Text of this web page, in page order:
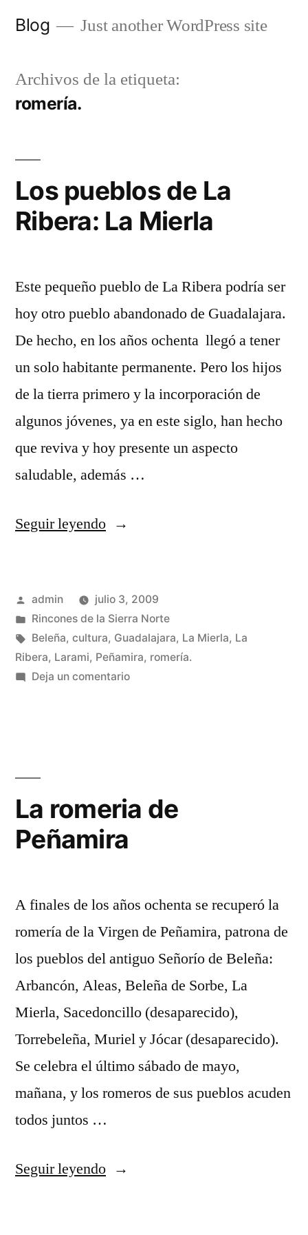
Blog Just another WordPress site
Archivos de la etiqueta:
romería.
Los pueblos de La
Ribera: La Mierla
Este pequeño pueblo de La Ribera podría ser
hoy otro pueblo abandonado de Guadalajara.
De hecho, en los años ochenta llegó a tener
un solo habitante permanente. Pero los hijos
de la tierra primero y la incorporación de
algunos jóvenes, ya en este siglo, han hecho
que reviva y hoy presente un aspecto
saludable, además …
Seguir leyendo«Los
La
Ribera:
La
Mierla»
Publicado
por
admin
julio 3, 2009
Publicado
en
Rincones de la Sierra Norte
Etiquetas:
Beleña, cultura, Guadalajara, La Mierla, La
Ribera, Larami, Peñamira, romería.
Deja un comentarioen
Mierla
La romeria de
Peñamira
A finales de los años ochenta se recuperó la
romería de la Virgen de Peñamira, patrona de
los pueblos del antiguo Señorío de Beleña:
Arbancón, Aleas, Beleña de Sorbe, La
Mierla, Sacedoncillo (desaparecido),
Torrebeleña, Muriel y Jócar (desaparecido).
Se celebra el último sábado de mayo,
mañana, y los romeros de sus pueblos acuden
todos juntos …
Seguir leyendo«La